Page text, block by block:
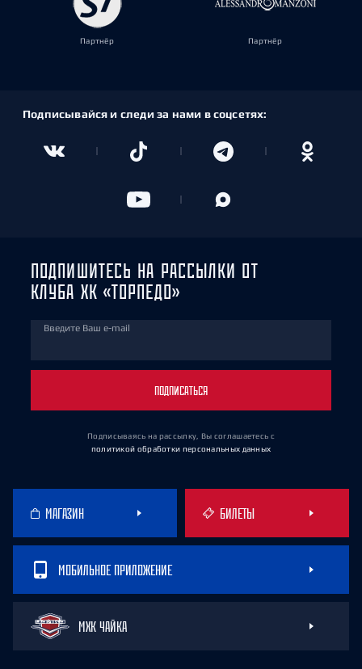
Партнёр Партнёр
Подписывайся и следи за нами в соцсетях:
ПОДПИШИТЕСЬ НА РАССЫЛКИ ОТ
КЛУБА ХК «ТОРПЕДО»
Введите Ваш e-mail
ПОДПИСАТЬСЯ
Подписываясь на рассылку, Вы соглашаетесь с
политикой обработки персональных данных
МАГАЗИН БИЛЕТЫ
МОБИЛЬНОЕ ПРИЛОЖЕНИЕ
МХК ЧАЙКА